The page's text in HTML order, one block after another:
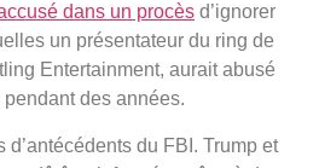
dans un procès d’ignorer
un présentateur du ring de
Entertainment, aurait abusé
des années.
du FBI. Trump et